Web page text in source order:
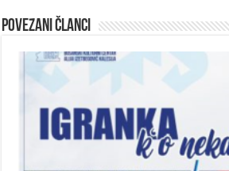
Povezani članci